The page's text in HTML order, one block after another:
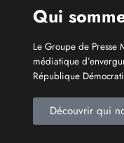
Découvrir qui
Catécories